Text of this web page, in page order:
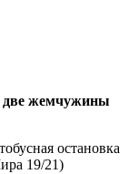
две жемчужины
остановка
19/21)